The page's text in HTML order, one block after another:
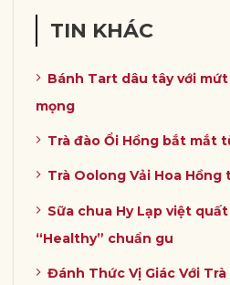
TIN KHÁC
Bánh Tart dâu tây với
mọng
Trà đào Ổi Hồng bắt mắt
Trà Oolong Vải Hoa
Sữa chua Hy Lạp việt
“Healthy” chuẩn gu
Đánh Thức Vị Giác Với